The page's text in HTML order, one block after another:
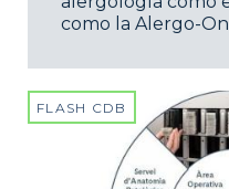
como la Alergo-
FLASH CDB